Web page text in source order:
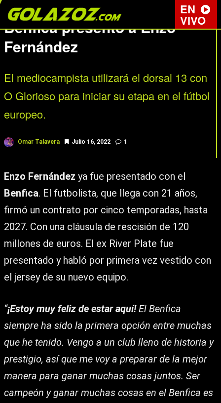
EN
VIVO
Benfica presentó a Enzo
Fernández
El mediocampista utilizará el dorsal 13 con
O Glorioso para iniciar su etapa en el fútbol
europeo.
Omar Talavera Julio 16, 2022 1
Enzo Fernández ya fue presentado con el
Benfica. El futbolista, que llega con 21 años,
firmó un contrato por cinco temporadas, hasta
2027. Con una cláusula de rescisión de 120
millones de euros. El ex River Plate fue
presentado y habló por primera vez vestido con
el jersey de su nuevo equipo.
“¡Estoy muy feliz de estar aquí!El Benfica
siempre ha sido la primera opción entre muchas
que he tenido. Vengo a un club lleno de historia y
prestigio, así que me voy a preparar de la mejor
manera para ganar muchas cosas juntos. Ser
campeón y ganar muchas cosas en el Benfica es